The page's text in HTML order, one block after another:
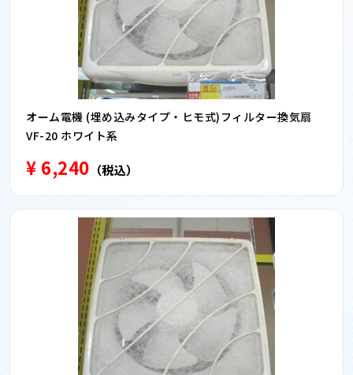
オーム電機 (埋め込みタイプ・ヒモ式)フィルター換気扇
VF-20 ホワイト系
¥ 6,240 （税込）